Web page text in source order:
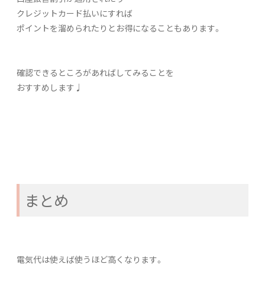
クレジットカード払いにすれば
ポイントを溜められたりとお得になることもあります。
確認できるところがあればしてみることを
おすすめします♩
まとめ
電気代は使えば使うほど高くなります。